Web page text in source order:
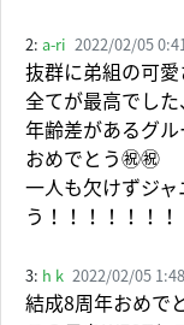
2: a-ri 2022/02/05 0:41
抜群に弟組の可
全てが最高でした
年齢差があるグ
おめでとう㊗️㊗️
一人も欠けずジャ
う！！！！！！！
3: h k 2022/02/05 1:48
結成8周年おめで